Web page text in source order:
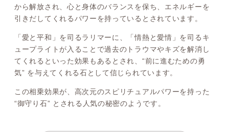
から解放され、心と身体のバランスを保ち、エネルギーを
引きだしてくれるパワーを持っているとされています。
「愛と平和」を司るラリマーに、「情熱と愛情」を司るキ
ュープライトが入ることで過去のトラウマやキズを解消し
てくれるといった効果もあるとされ、“前に進むための勇
気” を与えてくれる石として信じられています。
この相乗効果が、高次元のスピリチュアルパワーを持った
“御守り石” とされる人気の秘密のようです。